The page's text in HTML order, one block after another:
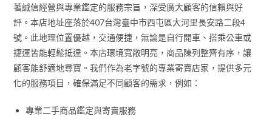
著誠信經營與專業鑑定的服務宗旨，深受廣大顧客的信賴與好
評。本店地址座落於407台灣臺中市西屯區大河里長安路二段4
號。此地理位置優越，交通便捷，無論是自行開車、搭乘公車或
捷運皆能輕鬆抵達。本店環境寬敞明亮，商品陳列整齊有序，讓
顧客能舒適地尋寶。我們作為老字號的專業寄賣店家，提供多元
化的服務項目，確保滿足不同顧客的需求，例如：
專業二手商品鑑定與寄賣服務